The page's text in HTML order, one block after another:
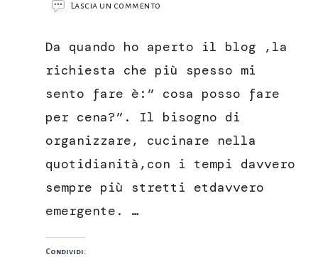
Lascia un commento
potacchio
Da quando ho aperto il blog ,la
richiesta che più spesso mi
sento fare è:” cosa posso fare
per cena?”. Il bisogno di
organizzare, cucinare nella
quotidianità,con i tempi davvero
sempre più stretti etdavvero
emergente. …
Condividi: